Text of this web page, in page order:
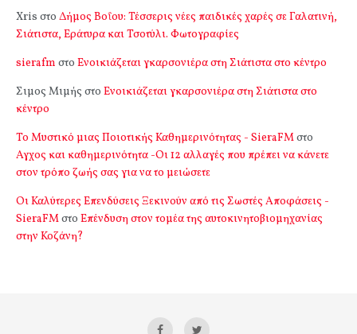
Xris στο Δήμος Βοΐου: Τέσσερις νέες παιδικές χαρές σε Γαλατινή,
Σιάτιστα, Εράτυρα και Τσοτύλι. Φωτογραφίες
sierafm στο Ενοικιάζεται γκαρσονιέρα στη Σιάτιστα στο κέντρο
Σιμος Μιμής στο Ενοικιάζεται γκαρσονιέρα στη Σιάτιστα στο
κέντρο
Το Μυστικό μιας Ποιοτικής Καθημερινότητας - SieraFMστο
Αγχος και καθημερινότητα -Οι 12 αλλαγές που πρέπει να κάνετε
στον τρόπο ζωής σας για να το μειώσετε
Οι Καλύτερες Επενδύσεις Ξεκινούν από τις Σωστές Αποφάσεις -
SieraFMστο Επένδυση στον τομέα της αυτοκινητοβιομηχανίας
στην Κοζάνη?